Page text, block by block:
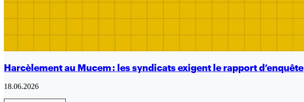
Harcèlement au Mucem : les syndicats exigent le rapport d’enquête
18.06.2026